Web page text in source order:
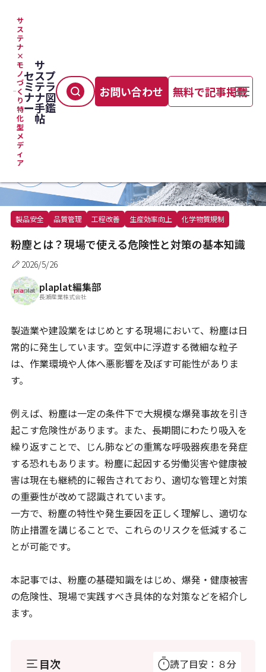
サ
ス
テ
ナ
×
モ
ノ
づ
く
り
特
化
型
メ
デ
ィ
ア
セ
ミ
ナ
ー
サ
ス
テ
ナ
手
帖
プ
ラ
図
鑑
お問い合わせ 無料で記事掲載
TOP
製品安全 品質管理 工程改善 生産効率向上 化学物質規制
粉塵とは？現場で使える危険性と対策の基本知識
2026/5/26
plaplat編集部
長瀬産業株式会社
製造業や建設業をはじめとする現場において、粉塵は日
常的に発生しています。空気中に浮遊する微細な粒子
は、作業環境や人体へ悪影響を及ぼす可能性がありま
す。
例えば、粉塵は一定の条件下で大規模な爆発事故を引き
起こす危険性があります。また、長期間にわたり吸入を
繰り返すことで、じん肺などの重篤な呼吸器疾患を発症
する恐れもあります。粉塵に起因する労働災害や健康被
害は現在も継続的に報告されており、適切な管理と対策
の重要性が改めて認識されています。
一方で、粉塵の特性や発生要因を正しく理解し、適切な
防止措置を講じることで、これらのリスクを低減するこ
とが可能です。
本記事では、粉塵の基礎知識をはじめ、爆発・健康被害
の危険性、現場で実践すべき具体的な対策などを紹介し
ます。
目次 読了目安：８分